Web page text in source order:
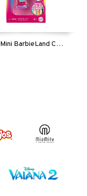
Barbie Mini BarbieLand Cutie Reveal